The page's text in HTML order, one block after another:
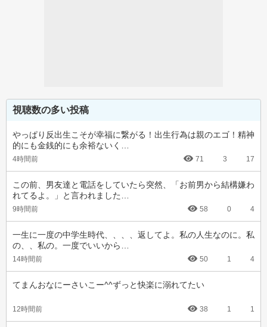
視聴数の多い投稿
やっぱり反出生こそが幸福に繋がる！出生行為は親のエゴ！精神
的にも金銭的にも余裕ないく…
4時間前 71 3 17
この前、男友達と電話をしていたら突然、「お前男から結構嫌わ
れてるよ。」と言われました…
9時間前 58 0 4
一生に一度の中学生時代、、、、返してよ。私の人生なのに。私
の、、私の。一度でいいから…
14時間前 50 1 4
てまんおなにーさいこー^^ずっと快楽に溺れてたい
12時間前 38 1 1